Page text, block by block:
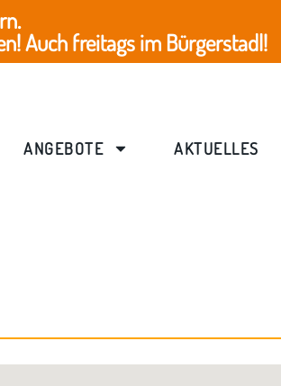
Auch freitags im Bürgerstadl!
ANGEBOTE AKTUELLES